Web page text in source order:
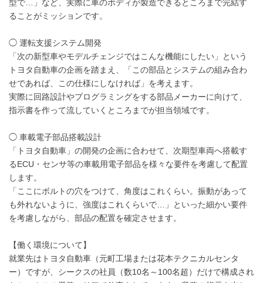
型で…」など、実際に車のボディが製造できるところまで完結す
ることがミッションです。
◯ 運転支援システム開発
「次の新型車やモデルチェンジではこんな機能にしたい」という
トヨタ自動車の企画を踏まえ、「この部品とシステムの組み合わ
せであれば、この仕様にしなければ」を考えます。
実際に回路設計やプログラミングをする部品メーカーに向けて、
指示書を作って流していくところまでが担当領域です。
◯ 車載電子部品搭載設計
「トヨタ自動車」の開発の企画に合わせて、次期型車両へ搭載す
るECU・センサ等の車載用電子部品を様々な要件を考慮して配置
します。
「ここにボルトの穴をつけて、角度はこれくらい。振動があって
も外れないように、強度はこれくらいで…」といった細かい要件
を考慮しながら、部品の配置を確定させます。
【働く環境について】
就業先はトヨタ自動車（元町工場または花本テクニカルセンタ
ー）ですが、シークスの社員（数10名～100名超）だけで構成され